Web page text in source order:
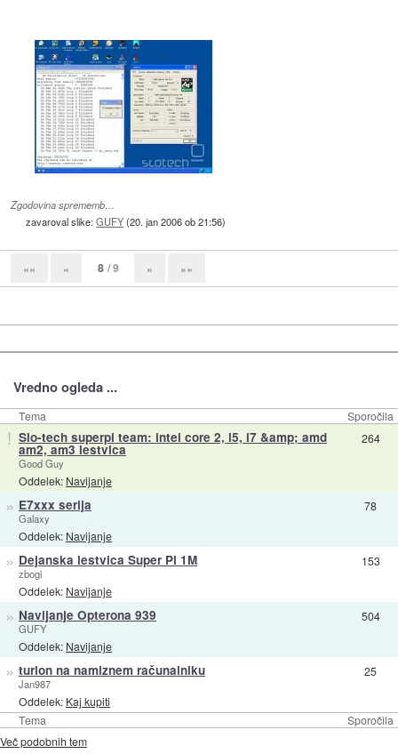
Zgodovina sprememb…
zavaroval slike:GUFY(20. jan 2006 ob 21:56)
«« « 8 / 9 » »»
Vredno ogleda ...
Tema Sporočila
Tema Sporočila
! Slo-tech superpi team: intel core 2, i5, i7 &amp; amd
am2, am3 lestvica
Good Guy
Oddelek: Navijanje
264
» E7xxx serija
Galaxy
Oddelek: Navijanje
78
» Dejanska lestvica Super Pi 1M
zbogi
Oddelek: Navijanje
153
» Navijanje Opterona 939
GUFY
Oddelek: Navijanje
504
» turion na namiznem računalniku
Jan987
Oddelek: Kaj kupiti
25
Več podobnih tem